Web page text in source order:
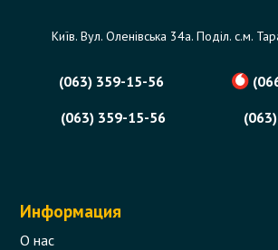
129 грн.
Київ. Вул. Оленівська 34а. Поділ. с.м.
(063) 359-15-56
(063) 359-15-56
Информация
О нас